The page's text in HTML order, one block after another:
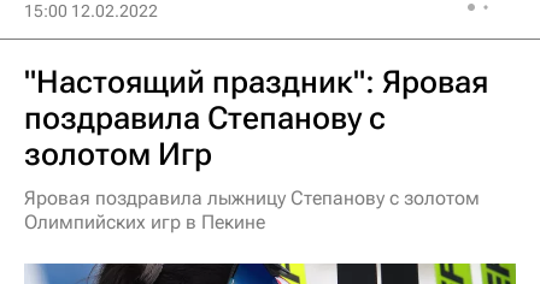
15:00 12.02.2022
"Настоящий праздник": Яровая
поздравила Степанову с
золотом Игр
Яровая поздравила лыжницу Степанову с золотом
Олимпийских игр в Пекине